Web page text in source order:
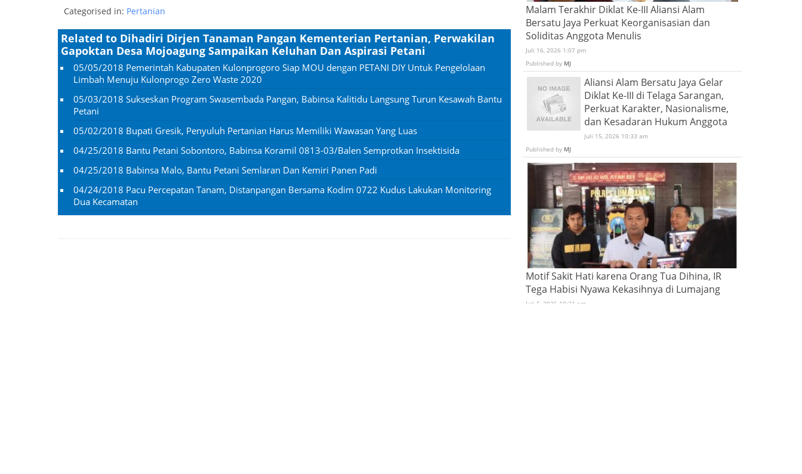
Categorised in: Pertanian
Related to Dihadiri Dirjen Tanaman Pangan Kementerian Pertanian, Perwakilan
Gapoktan Desa Mojoagung Sampaikan Keluhan Dan Aspirasi Petani
05/05/2018 Pemerintah Kabupaten Kulonprogoro Siap MOU dengan PETANI DIY Untuk Pengelolaan
Limbah Menuju Kulonprogo Zero Waste 2020
05/03/2018 Sukseskan Program Swasembada Pangan, Babinsa Kalitidu Langsung Turun Kesawah Bantu
Petani
05/02/2018 Bupati Gresik, Penyuluh Pertanian Harus Memiliki Wawasan Yang Luas
04/25/2018 Bantu Petani Sobontoro, Babinsa Koramil 0813-03/Balen Semprotkan Insektisida
04/25/2018 Babinsa Malo, Bantu Petani Semlaran Dan Kemiri Panen Padi
04/24/2018 Pacu Percepatan Tanam, Distanpangan Bersama Kodim 0722 Kudus Lakukan Monitoring
Dua Kecamatan
Malam Terakhir Diklat Ke-III Aliansi Alam
Bersatu Jaya Perkuat Keorganisasian dan
Soliditas Anggota Menulis
Juli 16, 2026 1:07 pm
Published by MJ
Aliansi Alam Bersatu Jaya Gelar
Diklat Ke-III di Telaga Sarangan,
Perkuat Karakter, Nasionalisme,
dan Kesadaran Hukum Anggota
Juli 15, 2026 10:33 am
Published by MJ
Motif Sakit Hati karena Orang Tua Dihina, IR
Tega Habisi Nyawa Kekasihnya di Lumajang
Juli 5, 2026 10:21 am